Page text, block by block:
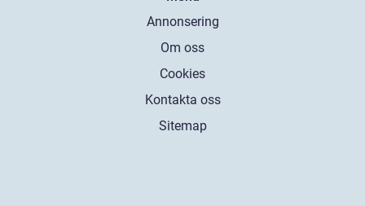
Annonsering
Om oss
Cookies
Kontakta oss
Sitemap